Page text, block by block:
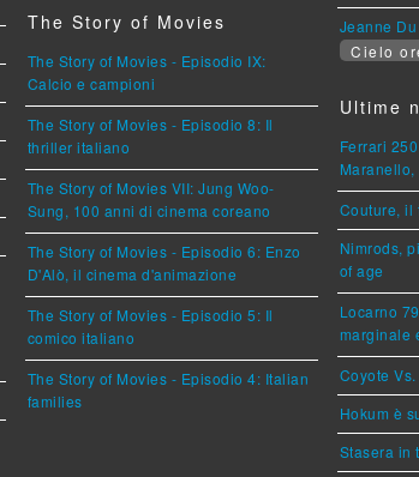
The Story of Movies
The Story of Movies - Episodio IX:
Calcio e campioni
The Story of Movies - Episodio 8: Il
thriller italiano
The Story of Movies VII: Jung Woo-
Sung, 100 anni di cinema coreano
The Story of Movies - Episodio 6: Enzo
D'Alò, il cinema d'animazione
The Story of Movies - Episodio 5: Il
comico italiano
The Story of Movies - Episodio 4: Italian
families
Jeanne
Cielo
Ultime
Ferrari
Couture, il
Nimrods,
of age
Locarno
marginale
Coyote
Hokum è
Stasera in